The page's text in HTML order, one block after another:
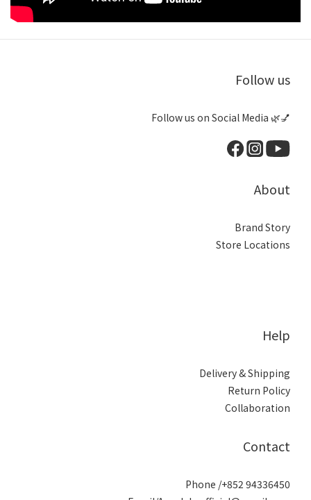
Follow us
Follow us on Social Media 🌿💅
About
Brand Story
Store Locations
Help
Delivery & Shipping
Return Policy
Collaboration
Contact
Phone /+852 94336450